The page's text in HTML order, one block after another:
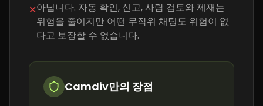
✕아닙니다. 자동 확인, 신고, 사람 검토와 제재는
위험을 줄이지만 어떤 무작위 채팅도 위험이 없
다고 보장할 수 없습니다.
Camdiv만의 장점